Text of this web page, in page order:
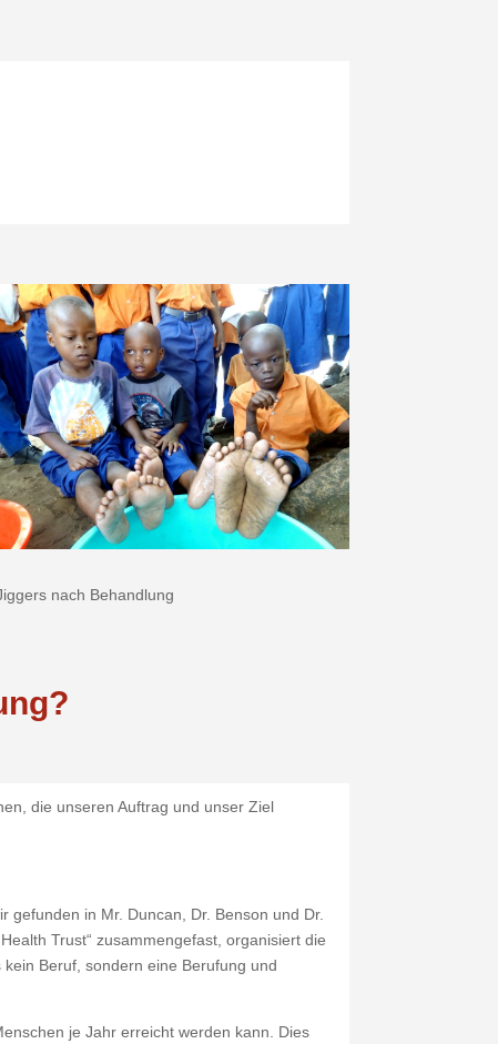
nach Behandlung
die unseren Auftrag und unser Ziel
in Mr. Duncan, Dr. Benson und Dr.
Trust“ zusammengefast, organisiert die
Beruf, sondern eine Berufung und
je Jahr erreicht werden kann. Dies